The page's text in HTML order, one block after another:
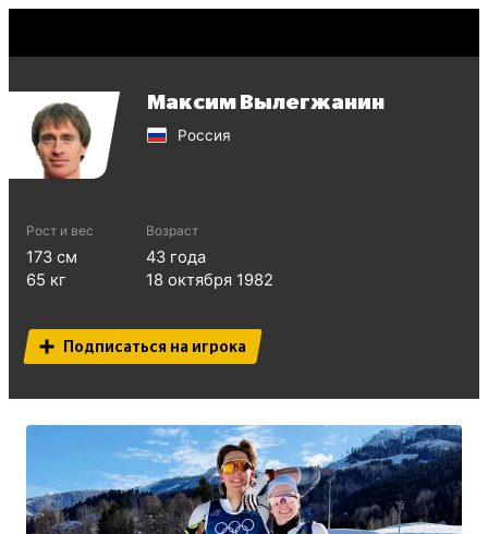
Максим Вылегжанин
Россия
Рост и вес
173 см
65 кг
Возраст
43 года
18 октября 1982
Подписаться на игрока